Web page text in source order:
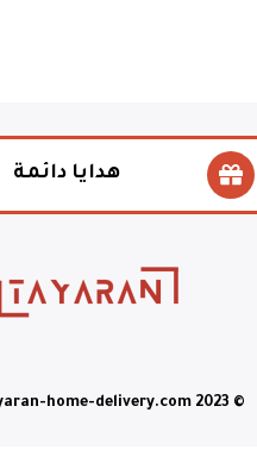
هدايا دائمة
© tayaran-home-delivery.com 2023